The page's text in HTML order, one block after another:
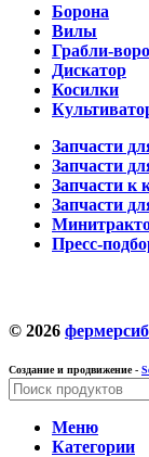
Борона
Вилы
Грабли-
Дискатор
Косилки
Запчасти
Запчасти
Запчасти к
Запчасти
Пресс-
© 2026
Создание и продвижение -
Меню
Категории